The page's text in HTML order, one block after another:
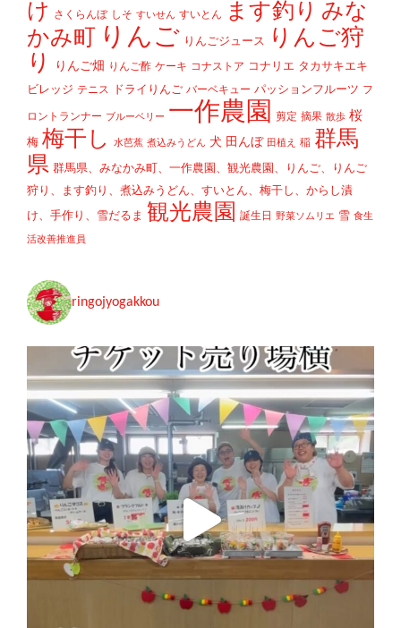
け さくらんぼ しそ すいせん すいとん ます釣り みな
かみ町
りんご りんごジュース
りんご狩
り
りんご畑 りんご酢 ケーキ コナストア コナリエ タカサキエキ
ビレッジ テニス ドライりんご バーベキュー パッションフルーツ フ
ロントランナー ブルーベリー 一作農園 剪定 摘果 散歩 桜
梅 梅干し 水芭蕉 煮込みうどん 犬 田んぼ 田植え 稲 群馬
県 群馬県、みなかみ町、一作農園、観光農園、りんご、りんご
狩り、ます釣り、煮込みうどん、すいとん、梅干し、からし漬
け、手作り、雪だるま 観光農園 誕生日 野菜ソムリエ 雪 食生
活改善推進員
ringojyogakkou